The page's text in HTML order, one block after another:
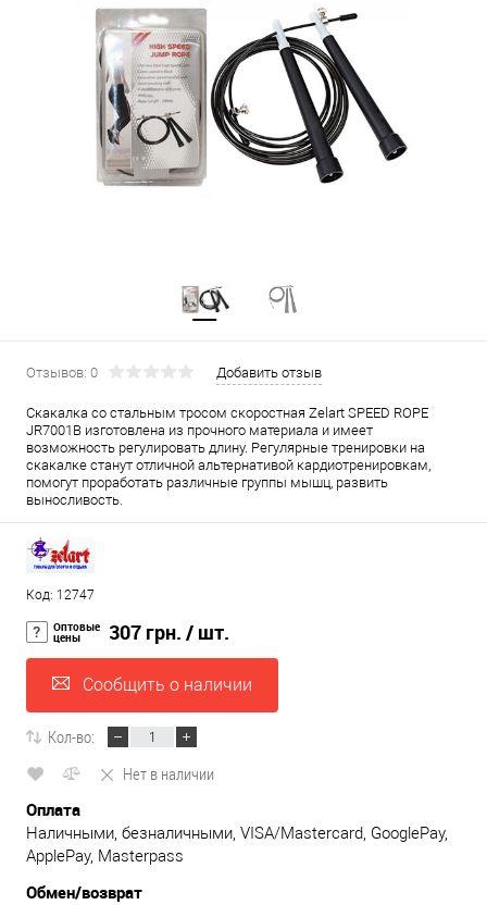
Отзывов: 0 Добавить отзыв
Скакалка со стальным тросом скоростная Zelart SPEED ROPE
JR7001B изготовлена из прочного материала и имеет
возможность регулировать длину. Регулярные тренировки на
скакалке станут отличной альтернативой кардиотренировкам,
помогут проработать различные группы мышц, развить
выносливость.
Код: 12747
Оптовые
цены 307 грн. / шт.
Сообщить о наличии
Кол-во:
Нет в наличии
Оплата
Наличными, безналичными, VISA/Mastercard, GooglePay,
ApplePay, Masterpass
Обмен/возврат